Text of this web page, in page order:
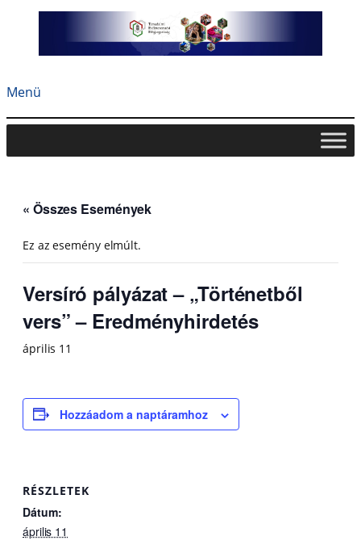
Menü
« Összes Események
Ez az esemény elmúlt.
Versíró pályázat – „Történetből
vers” – Eredményhirdetés
április 11
Hozzáadom a naptáramhoz
RÉSZLETEK
Dátum:
április 11